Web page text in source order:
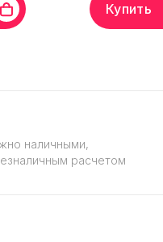
Купить
наличными,
расчетом